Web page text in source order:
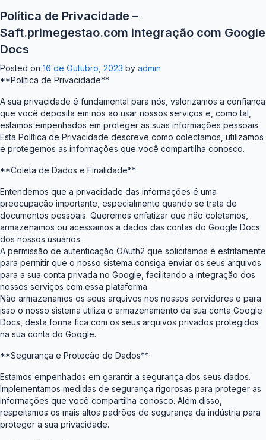
Política de Privacidade –
Saft.primegestao.com integração com Google
Docs
Posted on 16 de Outubro, 2023 by admin
**Política de Privacidade**
A sua privacidade é fundamental para nós, valorizamos a confiança
que você deposita em nós ao usar nossos serviços e, como tal,
estamos empenhados em proteger as suas informações pessoais.
Esta Política de Privacidade descreve como colectamos, utilizamos
e protegemos as informações que você compartilha conosco.
**Coleta de Dados e Finalidade**
Entendemos que a privacidade das informações é uma
preocupação importante, especialmente quando se trata de
documentos pessoais. Queremos enfatizar que não coletamos,
armazenamos ou acessamos a dados das contas do Google Docs
dos nossos usuários.
A permissão de autenticação OAuth2 que solicitamos é estritamente
para permitir que o nosso sistema consiga enviar os seus arquivos
para a sua conta privada no Google, facilitando a integração dos
nossos serviços com essa plataforma.
Não armazenamos os seus arquivos nos nossos servidores e para
isso o nosso sistema utiliza o armazenamento da sua conta Google
Docs, desta forma fica com os seus arquivos privados protegidos
na sua conta do Google.
**Segurança e Proteção de Dados**
Estamos empenhados em garantir a segurança dos seus dados.
Implementamos medidas de segurança rigorosas para proteger as
informações que você compartilha conosco. Além disso,
respeitamos os mais altos padrões de segurança da indústria para
proteger a sua privacidade.